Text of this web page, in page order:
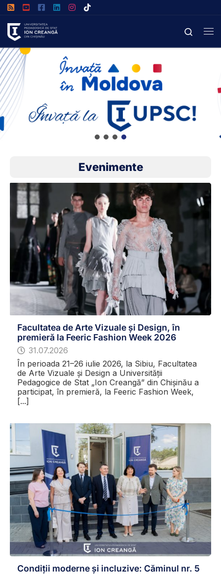
Afișează întregul conținut
Search
Evenimente
Facultatea de Arte Vizuale și Design, în
premieră la Feeric Fashion Week 2026
31.07.2026
În perioada 21–26 iulie 2026, la Sibiu, Facultatea
de Arte Vizuale și Design a Universității
Pedagogice de Stat „Ion Creangă” din Chișinău a
participat, în premieră, la Feeric Fashion Week,
[...]
Condiții moderne și incluzive: Căminul nr. 5